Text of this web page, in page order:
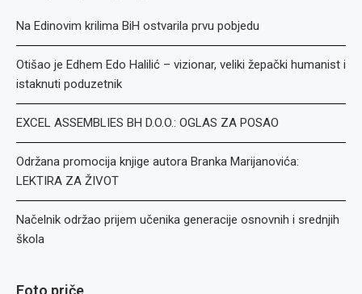
Na Edinovim krilima BiH ostvarila prvu pobjedu
Otišao je Edhem Edo Halilić – vizionar, veliki žepački humanist i
istaknuti poduzetnik
EXCEL ASSEMBLIES BH D.O.O.: OGLAS ZA POSAO
Održana promocija knjige autora Branka Marijanovića:
LEKTIRA ZA ŽIVOT
Načelnik održao prijem učenika generacije osnovnih i srednjih
škola